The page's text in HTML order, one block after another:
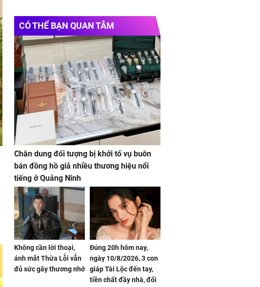
CÓ THỂ BẠN QUAN TÂM
Chân dung đối tượng bị khởi tố vụ buôn
bán đồng hồ giả nhiều thương hiệu nổi
tiếng ở Quảng Ninh
Không cần lời thoại,
ánh mắt Thừa Lỗi vẫn
đủ sức gây thương nhớ
Đúng 20h hôm nay,
ngày 10/8/2026, 3 con
giáp Tài Lộc đến tay,
tiền chất đầy nhà, đổi